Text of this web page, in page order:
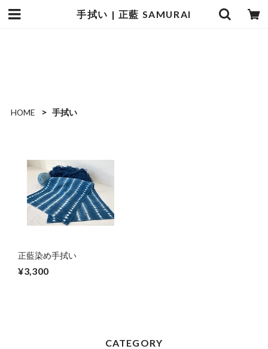
手拭い | 正藍 SAMURAI
HOME 手拭い
正藍染め手拭い
¥3,300
CATEGORY